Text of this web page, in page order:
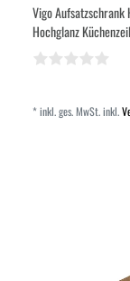
Vigo
Hochglanz
*inkl. ges. MwSt.inkl.